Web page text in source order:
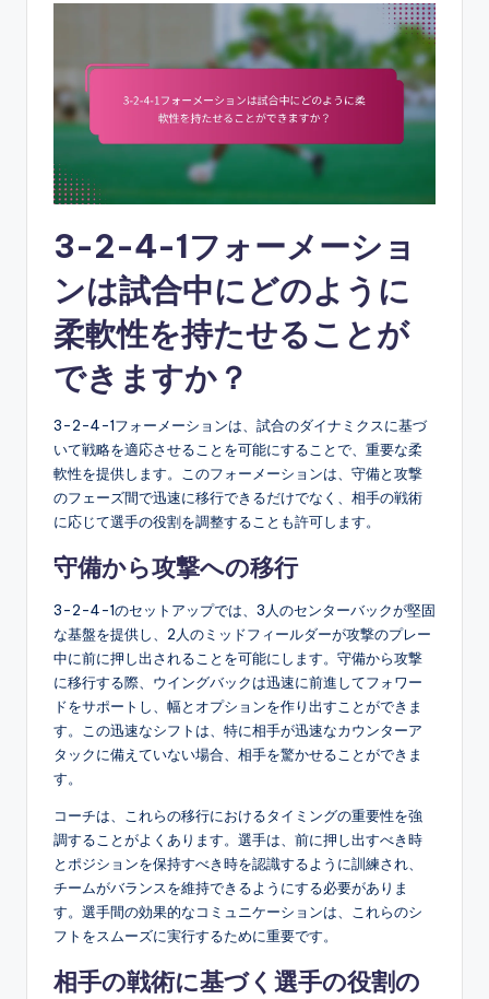
3-2-4-1フォーメーショ
ンは試合中にどのように
柔軟性を持たせることが
できますか？
3-2-4-1フォーメーションは、試合のダイナミクスに基づ
いて戦略を適応させることを可能にすることで、重要な柔
軟性を提供します。このフォーメーションは、守備と攻撃
のフェーズ間で迅速に移行できるだけでなく、相手の戦術
に応じて選手の役割を調整することも許可します。
守備から攻撃への移行
3-2-4-1のセットアップでは、3人のセンターバックが堅固
な基盤を提供し、2人のミッドフィールダーが攻撃のプレー
中に前に押し出されることを可能にします。守備から攻撃
に移行する際、ウイングバックは迅速に前進してフォワー
ドをサポートし、幅とオプションを作り出すことができま
す。この迅速なシフトは、特に相手が迅速なカウンターア
タックに備えていない場合、相手を驚かせることができま
す。
コーチは、これらの移行におけるタイミングの重要性を強
調することがよくあります。選手は、前に押し出すべき時
とポジションを保持すべき時を認識するように訓練され、
チームがバランスを維持できるようにする必要がありま
す。選手間の効果的なコミュニケーションは、これらのシ
フトをスムーズに実行するために重要です。
相手の戦術に基づく選手の役割の